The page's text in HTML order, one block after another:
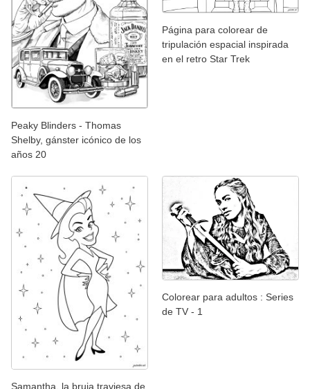
Peaky Blinders - Thomas
Shelby, gánster icónico de los
años 20
Página para colorear de
tripulación espacial inspirada
en el retro Star Trek
Samantha, la bruja traviesa de
Colorear para adultos : Series
de TV - 1